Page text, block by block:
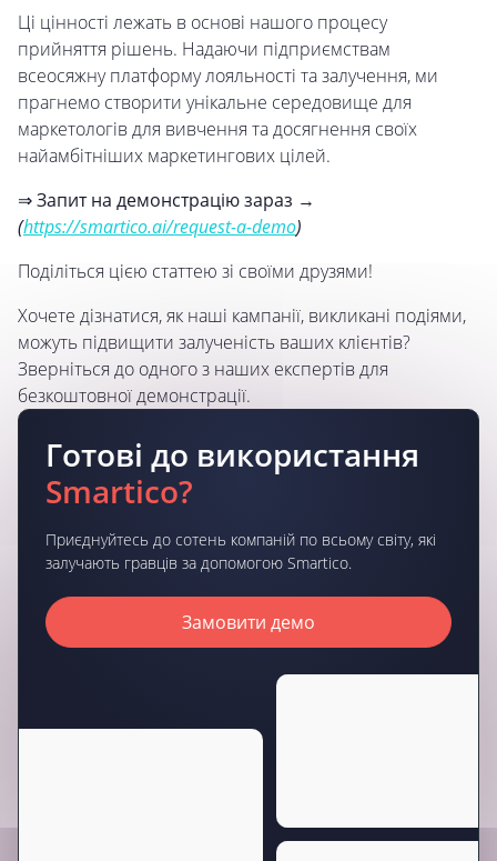
Ці цінності лежать в основі нашого процесу
прийняття рішень. Надаючи підприємствам
всеосяжну платформу лояльності та залучення, ми
прагнемо створити унікальне середовище для
маркетологів для вивчення та досягнення своїх
найамбітніших маркетингових цілей.
⇒ Запит на демонстрацію зараз →
(https://smartico.ai/request-a-demo)
Поділіться цією статтею зі своїми друзями!
Хочете дізнатися, як наші кампанії, викликані подіями,
можуть підвищити залученість ваших клієнтів?
Зверніться до одного з наших експертів для
безкоштовної демонстрації.
Готові до використання
Smartico?
Приєднуйтесь до сотень компаній по всьому світу, які
залучають гравців за допомогою Smartico.
Замовити демо